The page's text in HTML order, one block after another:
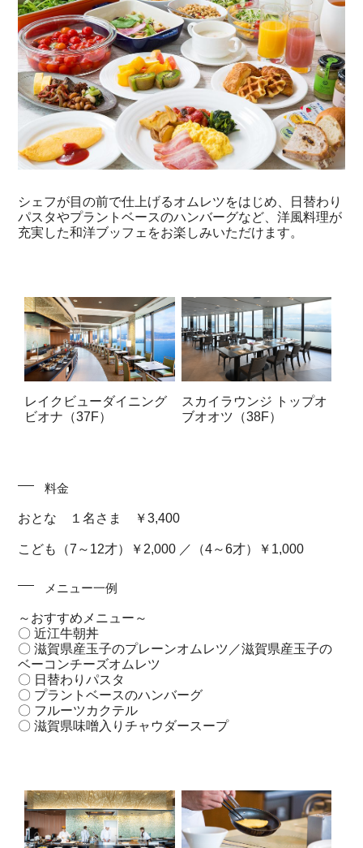
シェフが目の前で仕上げるオムレツをはじめ、日替わり
パスタやプラントベースのハンバーグなど、洋風料理が
充実した和洋ブッフェをお楽しみいただけます。
レイクビューダイニング
ビオナ（37F）
スカイラウンジ トップオ
ブオオツ（38F）
料金
おとな １名さま ￥3,400
こども（7～12才）￥2,000 ／（4～6才）￥1,000
メニュー一例
～おすすめメニュー～
〇 近江牛朝丼
〇 滋賀県産玉子のプレーンオムレツ／滋賀県産玉子の
ベーコンチーズオムレツ
〇 日替わりパスタ
〇 プラントベースのハンバーグ
〇 フルーツカクテル
〇 滋賀県味噌入りチャウダースープ